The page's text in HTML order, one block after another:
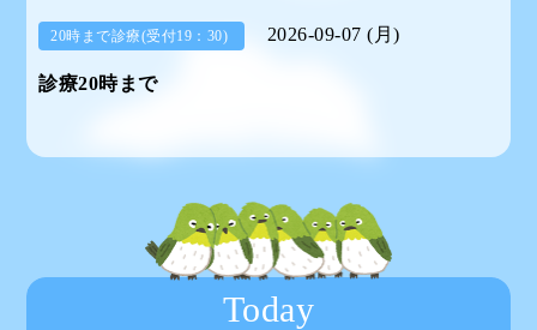
20時まで診療(受付19：30) 2026-09-07 (月)
診療20時まで
Today